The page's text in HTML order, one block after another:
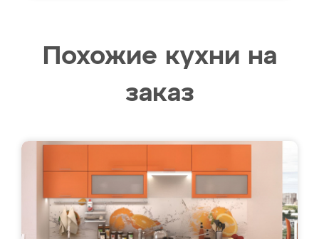
Похожие кухни на
заказ